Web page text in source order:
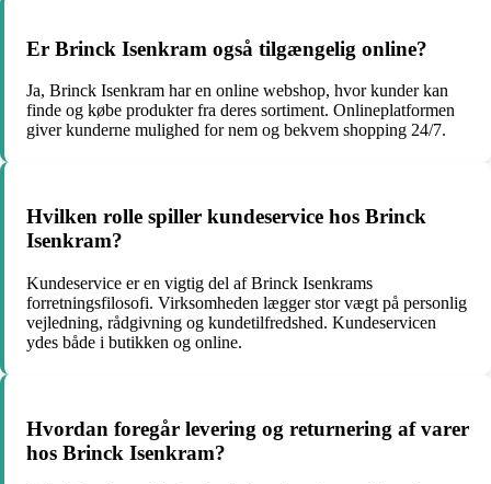
Er Brinck Isenkram også tilgængelig online?
Ja, Brinck Isenkram har en online webshop, hvor kunder kan
finde og købe produkter fra deres sortiment. Onlineplatformen
giver kunderne mulighed for nem og bekvem shopping 24/7.
Hvilken rolle spiller kundeservice hos Brinck
Isenkram?
Kundeservice er en vigtig del af Brinck Isenkrams
forretningsfilosofi. Virksomheden lægger stor vægt på personlig
vejledning, rådgivning og kundetilfredshed. Kundeservicen
ydes både i butikken og online.
Hvordan foregår levering og returnering af varer
hos Brinck Isenkram?